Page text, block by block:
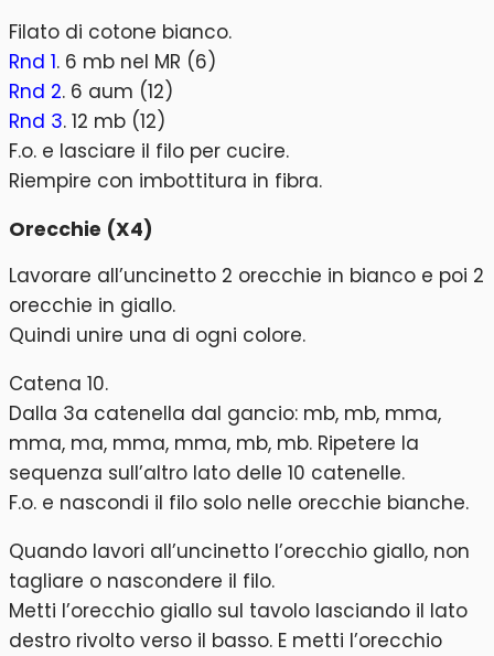
Filato di cotone bianco.
Rnd 1. 6 mb nel MR (6)
Rnd 2. 6 aum (12)
Rnd 3. 12 mb (12)
F.o. e lasciare il filo per cucire.
Riempire con imbottitura in fibra.
Orecchie (X4)
Lavorare all’uncinetto 2 orecchie in bianco e poi 2
orecchie in giallo.
Quindi unire una di ogni colore.
Catena 10.
Dalla 3a catenella dal gancio: mb, mb, mma,
mma, ma, mma, mma, mb, mb. Ripetere la
sequenza sull’altro lato delle 10 catenelle.
F.o. e nascondi il filo solo nelle orecchie bianche.
Quando lavori all’uncinetto l’orecchio giallo, non
tagliare o nascondere il filo.
Metti l’orecchio giallo sul tavolo lasciando il lato
destro rivolto verso il basso. E metti l’orecchio